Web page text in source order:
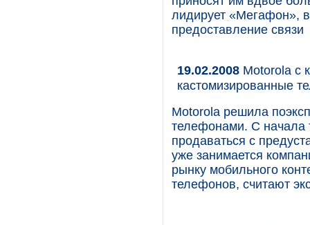
лидирует «Мегафон»,
предоставление связи
19.02.2008 Motorola с
кастомизированные
Motorola решила
телефонами. С начала
продаваться с
уже занимается
рынку мобильного
телефонов, считают